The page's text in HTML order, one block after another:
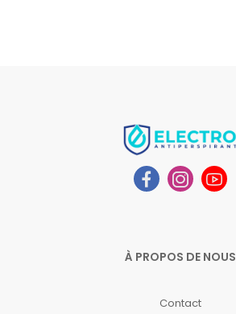
À PROPOS DE NOUS
Contact